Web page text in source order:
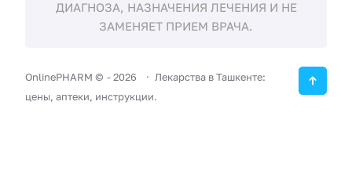
ДИАГНОЗА, НАЗНАЧЕНИЯ ЛЕЧЕНИЯ И НЕ
ЗАМЕНЯЕТ ПРИЕМ ВРАЧА.
OnlinePHARM © -2026
Лекарства в Ташкенте:
цены, аптеки, инструкции.